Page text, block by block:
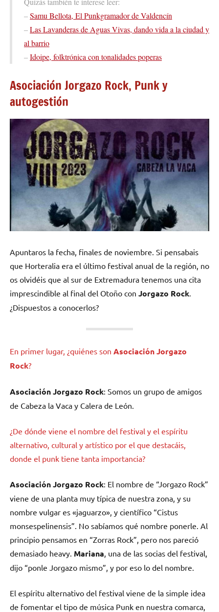
–Samu Bellota, El Punkgramador de Valdencín
–Las Lavanderas de Aguas Vivas, dando vida a la ciudad y
al barrio
–Idoipe, folktrónica con tonalidades poperas
Asociación Jorgazo Rock, Punk y
autogestión
Apuntaros la fecha, finales de noviembre. Si pensabais
que Horteralia era el último festival anual de la región, no
os olvidéis que al sur de Extremadura tenemos una cita
imprescindible al final del Otoño con Jorgazo Rock
¿Dispuestos a conocerlos?
En primer lugar, ¿quiénes son Asociación Jorgazo
Rock?
Asociación Jorgazo Rock: Somos un grupo de amigos
de Cabeza la Vaca y Calera de León.
¿De dónde viene el nombre del festival y el espíritu
alternativo, cultural y artístico por el que destacáis,
donde el punk tiene tanta importancia?
Asociación Jorgazo Rock: El nombre de “Jorgazo Rock”
viene de una planta muy típica de nuestra zona, y su
nombre vulgar es «jaguarzo», y científico “Cistus
monsespelinensis”. No sabíamos qué nombre ponerle. Al
principio pensamos en “Zorras Rock”, pero nos pareció
demasiado heavy. Mariana , una de las socias del festival,
dijo “ponle Jorgazo mismo”, y por eso lo del nombre.
El espíritu alternativo del festival viene de la simple idea
de fomentar el tipo de música Punk en nuestra comarca,